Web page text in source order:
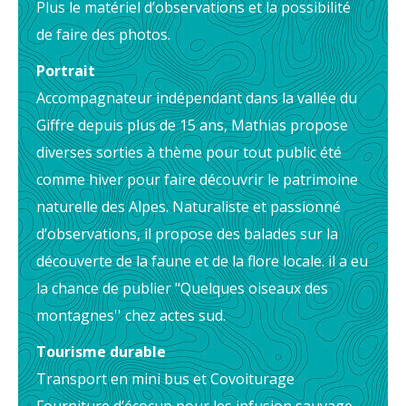
Plus le matériel d’observations et la possibilité
de faire des photos.
Portrait
Accompagnateur indépendant dans la vallée du
Giffre depuis plus de 15 ans, Mathias propose
diverses sorties à thème pour tout public été
comme hiver pour faire découvrir le patrimoine
naturelle des Alpes. Naturaliste et passionné
d’observations, il propose des balades sur la
découverte de la faune et de la flore locale. il a eu
la chance de publier "Quelques oiseaux des
montagnes'' chez actes sud.
Tourisme durable
Transport en mini bus et Covoiturage